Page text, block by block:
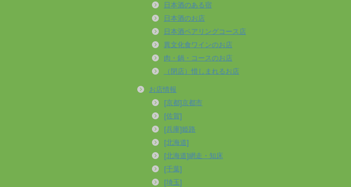
日本酒のある宿
日本酒のお店
日本酒ペアリングコース店
異文化食ワインのお店
肉・鍋・コースのお店
（閉店）惜しまれるお店
お店情報
[京都]京都市
[佐賀]
[兵庫]姫路
[北海道]
[北海道]網走・知床
[千葉]
[埼玉]